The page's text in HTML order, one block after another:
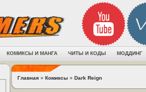
КОМИКСЫ И МАНГА ЧИТЫ И КОДЫ МОДДИНГ
Главная » Комиксы » Dark Reign